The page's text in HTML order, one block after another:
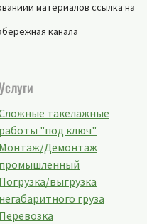
материалов ссылка на
канала
такелажные
работы "под ключ"
Монтаж/Демонтаж
промышленный
Погрузка/выгрузка
негабаритного груза
Перевозка